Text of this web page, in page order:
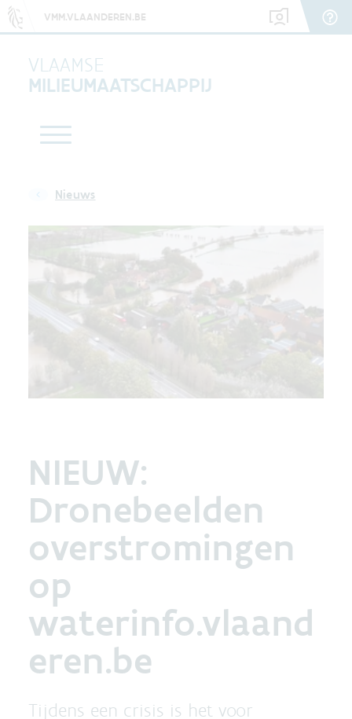
VMM.VLAANDEREN.BE
VLAAMSE
MILIEUMAATSCHAPPIJ
Nieuws
NIEUW:
Dronebeelden
overstromingen
op
waterinfo.vlaand
eren.be
Tijdens een crisis is het voor